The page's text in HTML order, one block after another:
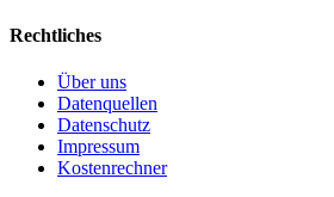
Rechtliches
Über uns
Datenquellen
Datenschutz
Impressum
Kostenrechner